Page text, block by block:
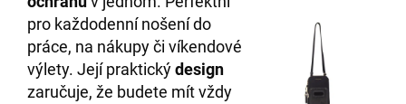
pro každodenní nošení do
práce, na nákupy či víkendové
výlety. Její praktickýdesign
zaručuje, že budete mít vždy